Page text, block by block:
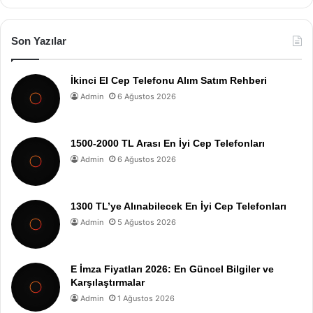
Son Yazılar
İkinci El Cep Telefonu Alım Satım Rehberi
Admin 6 Ağustos 2026
1500-2000 TL Arası En İyi Cep Telefonları
Admin 6 Ağustos 2026
1300 TL’ye Alınabilecek En İyi Cep Telefonları
Admin 5 Ağustos 2026
E İmza Fiyatları 2026: En Güncel Bilgiler ve
Karşılaştırmalar
Admin 1 Ağustos 2026